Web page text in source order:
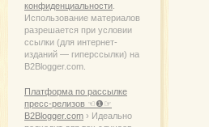
конфиденциальности
Использование материалов
разрешается при условии
ссылки (для интернет-
изданий — гиперссылки) на
B2Blogger.com.
Платформа по рассылке
пресс-релизов ☜❶☞
B2Blogger.com › Идеально